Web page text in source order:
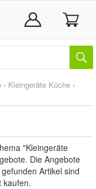
› Kleingeräte Küche ›
"Kleingeräte
Die Angebote
Artikel sind
kaufen.